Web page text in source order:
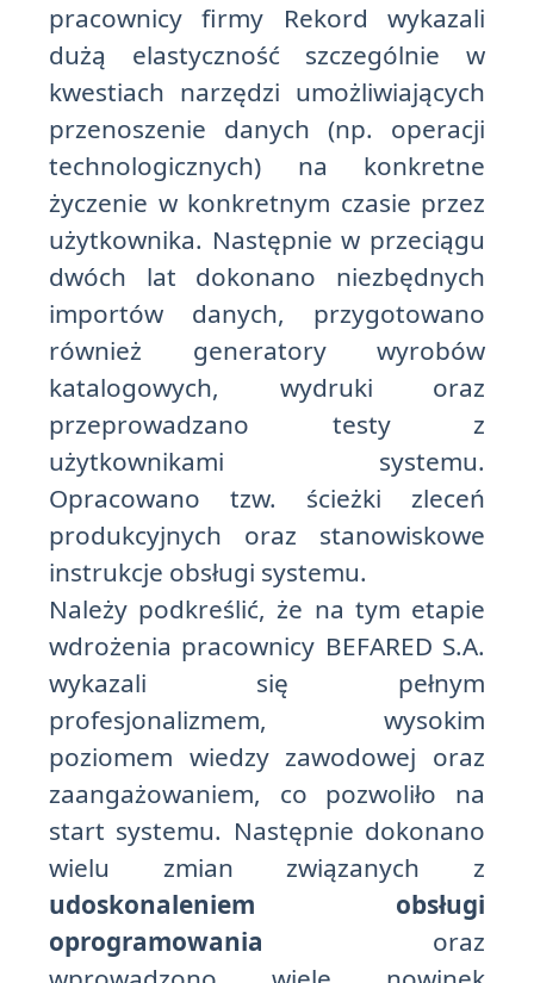
pracownicy firmy Rekord wykazali
dużą elastyczność szczególnie w
kwestiach narzędzi umożliwiających
przenoszenie danych (np. operacji
technologicznych) na konkretne
życzenie w konkretnym czasie przez
użytkownika. Następnie w przeciągu
dwóch lat dokonano niezbędnych
importów danych, przygotowano
również generatory wyrobów
katalogowych, wydruki oraz
przeprowadzano testy z
użytkownikami systemu.
Opracowano tzw. ścieżki zleceń
produkcyjnych oraz stanowiskowe
instrukcje obsługi systemu.
Należy podkreślić, że na tym etapie
wdrożenia pracownicy BEFARED S.A.
wykazali się pełnym
profesjonalizmem, wysokim
poziomem wiedzy zawodowej oraz
zaangażowaniem, co pozwoliło na
start systemu. Następnie dokonano
wielu zmian związanych z
udoskonaleniem obsługi
oprogramowania oraz